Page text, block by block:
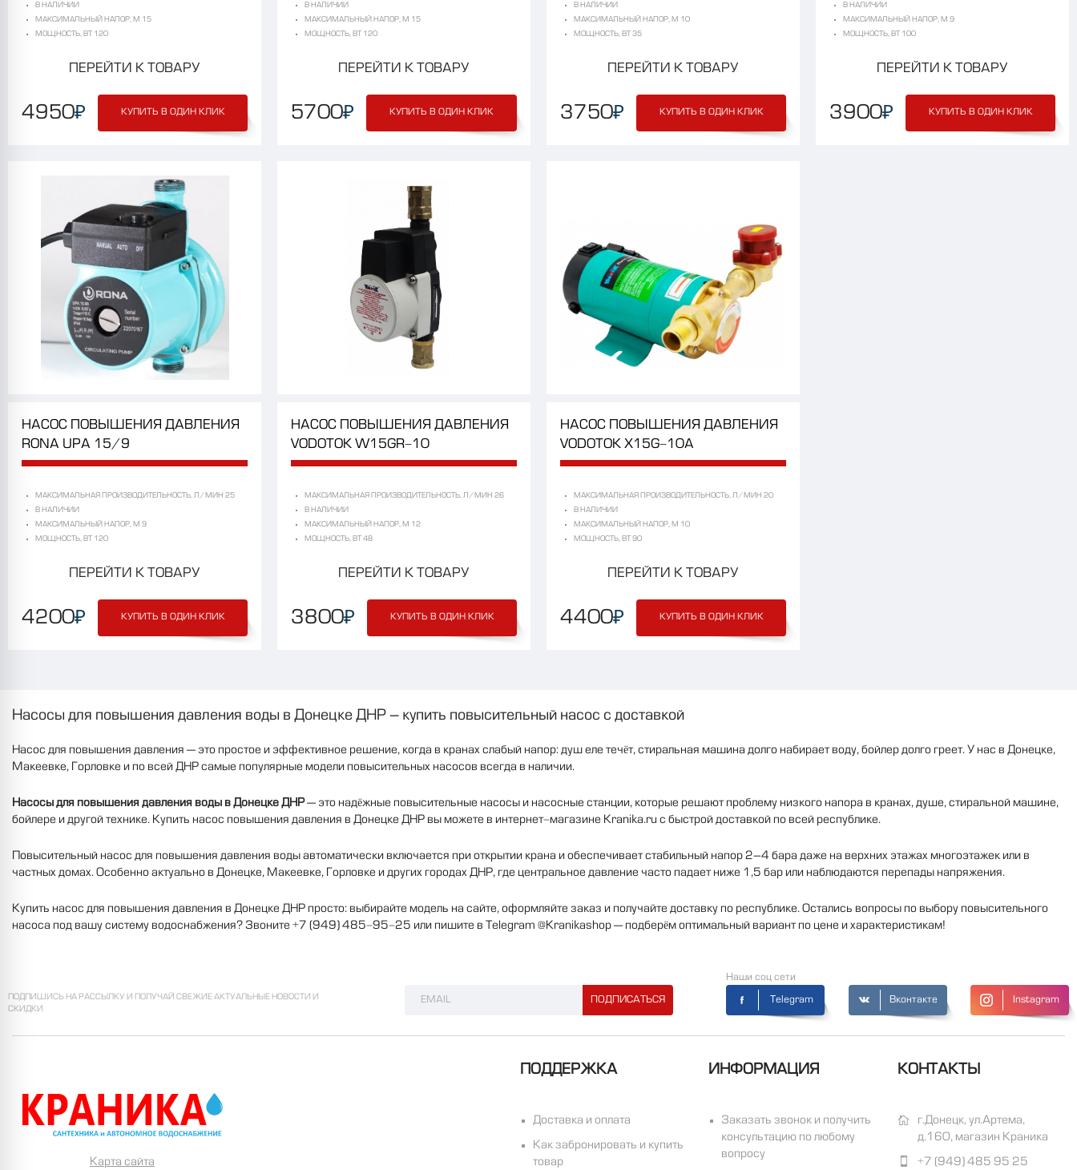
В НАЛИЧИИ
МАКСИМАЛЬНЫЙ НАПОР, М 15
МОЩНОСТЬ, ВТ 120
ПЕРЕЙТИ К ТОВАРУ
4950₽ КУПИТЬ В ОДИН КЛИК
В НАЛИЧИИ
МАКСИМАЛЬНЫЙ НАПОР, М 15
МОЩНОСТЬ, ВТ 120
ПЕРЕЙТИ К ТОВАРУ
5700₽ КУПИТЬ В ОДИН КЛИК
В НАЛИЧИИ
МАКСИМАЛЬНЫЙ НАПОР, М 10
МОЩНОСТЬ, ВТ 35
ПЕРЕЙТИ К ТОВАРУ
3750₽ КУПИТЬ В ОДИН КЛИК
В НАЛИЧИИ
МАКСИМАЛЬНЫЙ НАПОР, М 9
МОЩНОСТЬ, ВТ 100
ПЕРЕЙТИ К ТОВАРУ
3900₽ КУПИТЬ В ОДИН КЛИК
НАСОС ПОВЫШЕНИЯ ДАВЛЕНИЯ
RONA UPA 15/9
МАКСИМАЛЬНАЯ ПРОИЗВОДИТЕЛЬНОСТЬ, Л/МИН 25
В НАЛИЧИИ
МАКСИМАЛЬНЫЙ НАПОР, М 9
МОЩНОСТЬ, ВТ 120
ПЕРЕЙТИ К ТОВАРУ
4200₽ КУПИТЬ В ОДИН КЛИК
НАСОС ПОВЫШЕНИЯ ДАВЛЕНИЯ
VODOTOK W15GR-10
МАКСИМАЛЬНАЯ ПРОИЗВОДИТЕЛЬНОСТЬ, Л/МИН 26
В НАЛИЧИИ
МАКСИМАЛЬНЫЙ НАПОР, М 12
МОЩНОСТЬ, ВТ 48
ПЕРЕЙТИ К ТОВАРУ
3800₽ КУПИТЬ В ОДИН КЛИК
НАСОС ПОВЫШЕНИЯ ДАВЛЕНИЯ
VODOTOK X15G-10A
МАКСИМАЛЬНАЯ ПРОИЗВОДИТЕЛЬНОСТЬ, Л/МИН 20
В НАЛИЧИИ
МАКСИМАЛЬНЫЙ НАПОР, М 10
МОЩНОСТЬ, ВТ 90
ПЕРЕЙТИ К ТОВАРУ
4400₽ КУПИТЬ В ОДИН КЛИК
Насосы для повышения давления воды в Донецке ДНР – купить повысительный насос с доставкой
Насос для повышения давления — это простое и эффективное решение, когда в кранах слабый напор: душ еле течёт, стиральная машина долго набирает воду, бойлер долго греет. У нас в Донецке,
Макеевке, Горловке и по всей ДНР самые популярные модели повысительных насосов всегда в наличии.
Насосы для повышения давления воды в Донецке ДНР— это надёжные повысительные насосы и насосные станции, которые решают проблему низкого напора в кранах, душе, стиральной машине,
бойлере и другой технике. Купить насос повышения давления в Донецке ДНР вы можете в интернет-магазине Kranika.ru с быстрой доставкой по всей республике.
Повысительный насос для повышения давления воды автоматически включается при открытии крана и обеспечивает стабильный напор 2–4 бара даже на верхних этажах многоэтажек или в
частных домах. Особенно актуально в Донецке, Макеевке, Горловке и других городах ДНР, где центральное давление часто падает ниже 1,5 бар или наблюдаются перепады напряжения.
Купить насос для повышения давления в Донецке ДНР просто: выбирайте модель на сайте, оформляйте заказ и получайте доставку по республике. Остались вопросы по выбору повысительного
насоса под вашу систему водоснабжения? Звоните +7 (949) 485-95-25 или пишите в Telegram @Kranikashop — подберём оптимальный вариант по цене и характеристикам!
ПОДПИШИСЬ НА РАССЫЛКУ И ПОЛУЧАЙ СВЕЖИЕ АКТУАЛЬНЫЕ НОВОСТИ И
СКИДКИ
Наши соц сети
Telegram Вконтакте Instagram
Карта сайта
ПОДДЕРЖКА
Доставка и оплата
Как забронировать и купить
товар
ИНФОРМАЦИЯ
Заказать звонок и получить
консультацию по любому
вопросу
КОНТАКТЫ
г.Донецк, ул.Артема,
д.160, магазин Краника
+7 (949) 485 95 25